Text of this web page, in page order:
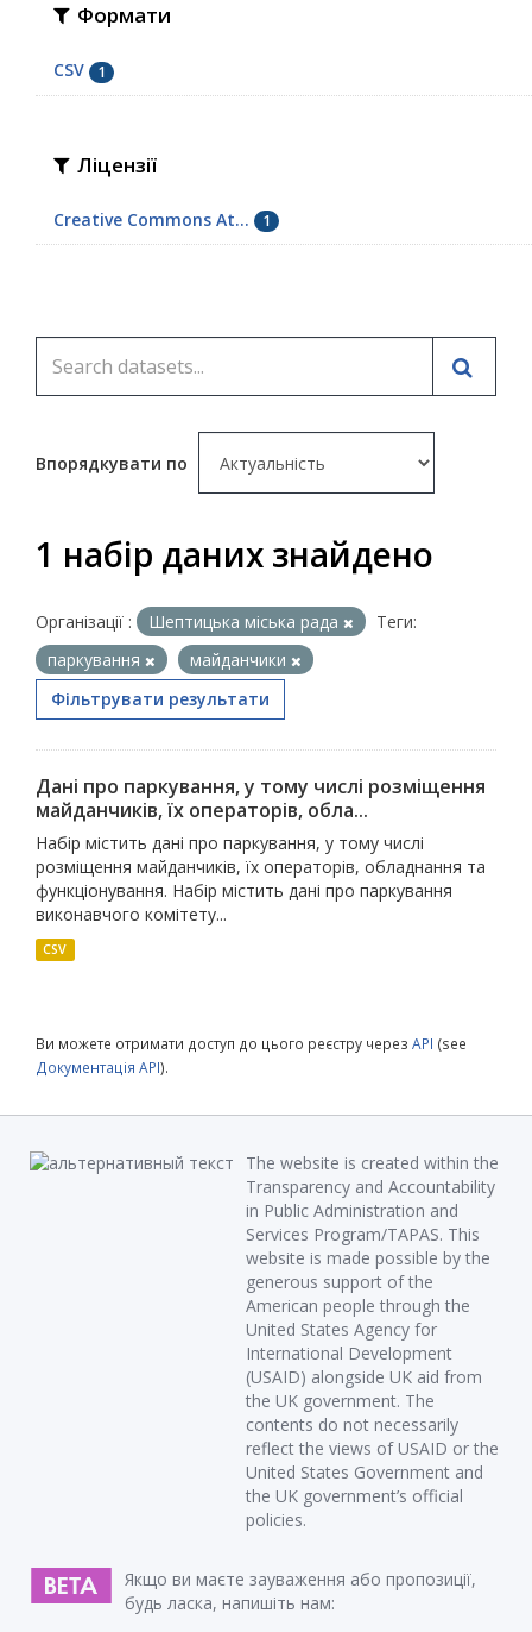
Формати
CSV 1
Ліцензії
Creative Commons At... 1
Впорядкувати по
1 набір даних знайдено
Організації : Шептицька міська рада
Теги:
паркування
майданчики
Фільтрувати результати
Дані про паркування, у тому числі розміщення
майданчиків, їх операторів, обла...
Набір містить дані про паркування, у тому числі
розміщення майданчиків, їх операторів, обладнання та
функціонування. Набір містить дані про паркування
виконавчого комітету...
CSV
Ви можете отримати доступ до цього реєстру через API (see
Документація API).
The website is created within the
Transparency and Accountability
in Public Administration and
Services Program/TAPAS. This
website is made possible by the
generous support of the
American people through the
United States Agency for
International Development
(USAID) alongside UK aid from
the UK government. The
contents do not necessarily
reflect the views of USAID or the
United States Government and
the UK government’s official
policies.
Якщо ви маєте зауваження або пропозиції,
будь ласка, напишіть нам: